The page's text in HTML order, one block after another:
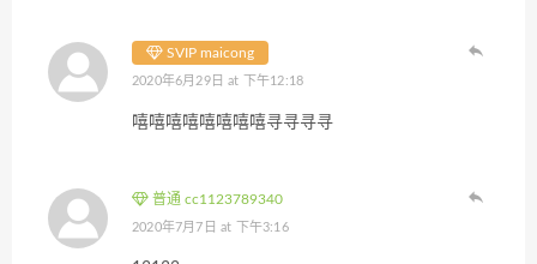
SVIP maicong
2020年6月29日 at 下午12:18
嘻嘻嘻嘻嘻嘻嘻嘻寻寻寻寻
普通 cc1123789340
2020年7月7日 at 下午3:16